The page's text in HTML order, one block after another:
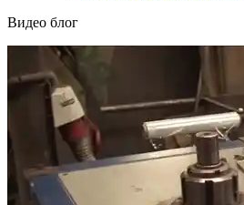
Видео блог